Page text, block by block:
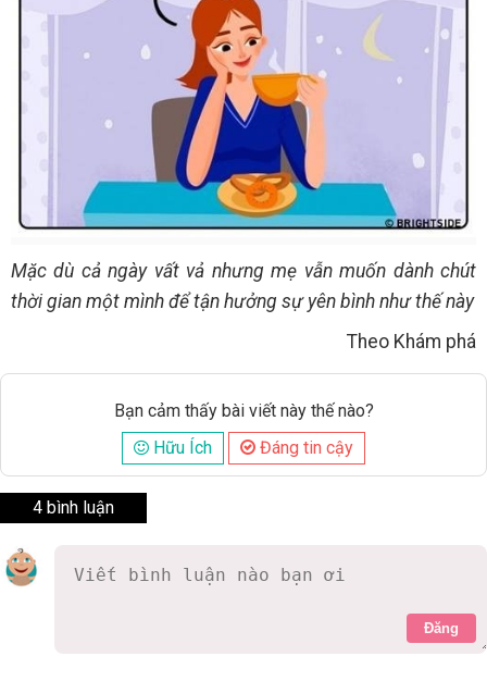
Mặc dù cả ngày vất vả nhưng mẹ vẫn muốn dành chút
thời gian một mình để tận hưởng sự yên bình như thế này
Theo Khám phá
Bạn cảm thấy bài viết này thế nào?
Hữu Ích
Đáng tin cậy
4 bình luận
Đăng